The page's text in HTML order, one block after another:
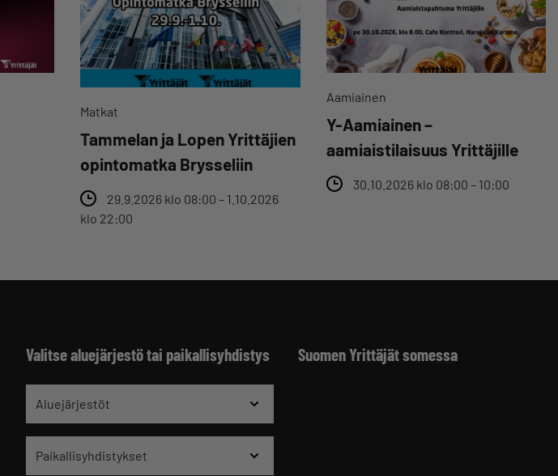
Matkat
Tammelan ja Lopen Yrittäjien
opintomatka Brysseliin
29.9.2026 klo 08:00 – 1.10.2026
klo 22:00
Aamiainen
Y-Aamiainen –
aamiaistilaisuus Yrittäjille
30.10.2026 klo 08:00 – 10:00
Valitse aluejärjestö tai paikallisyhdistys
Aluejärjestöt
Paikallisyhdistykset
Suomen Yrittäjät somessa